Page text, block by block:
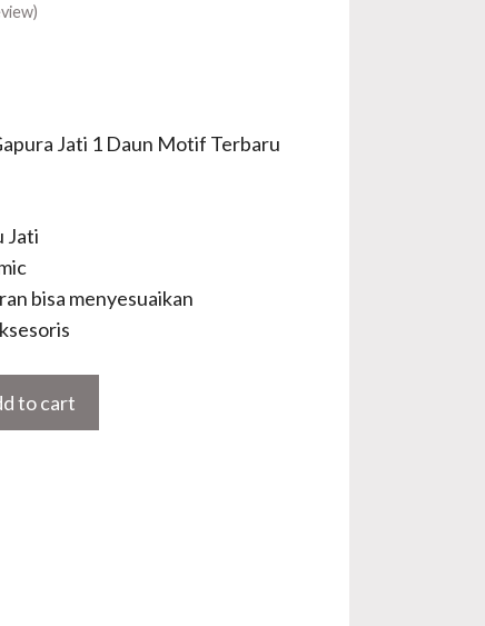
Jati 1 Daun Motif Terbaru
Jati
bisa menyesuaikan
to cart